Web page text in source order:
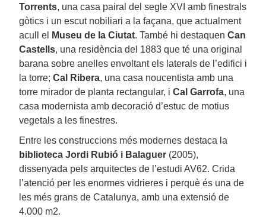
Torrents, una casa pairal del segle XVI amb finestrals
gòtics i un escut nobiliari a la façana, que actualment
acull el
Museu de la Ciutat. També hi destaquen Can
Castells, una residència del 1883 que té una original
barana sobre anelles envoltant els laterals de l’edifici i
la torre; Cal Ribera, una casa noucentista amb una
torre mirador de planta rectangular, i Cal Garrofa, una
casa modernista amb decoració d’estuc de motius
vegetals a les finestres.
Entre les construccions més modernes destaca la
biblioteca Jordi Rubió i Balaguer (2005),
dissenyada pels arquitectes de l’estudi AV62. Crida
l’atenció per les enormes vidrieres i perquè és una de
les més grans de Catalunya, amb una extensió de
4.000 m2.